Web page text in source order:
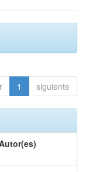
1 siguiente